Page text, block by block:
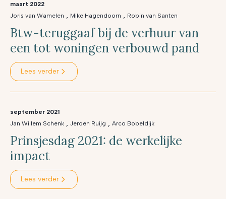
maart 2022
Joris van Wamelen , Mike Hagendoorn , Robin van Santen
Btw-teruggaaf bij de verhuur van
een tot woningen verbouwd pand
Lees verder
september 2021
Jan Willem Schenk , Jeroen Ruijg , Arco Bobeldijk
Prinsjesdag 2021: de werkelijke
impact
Lees verder